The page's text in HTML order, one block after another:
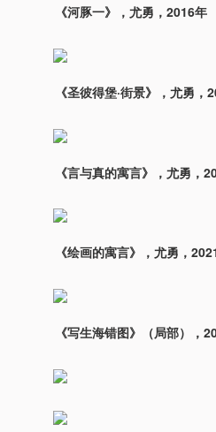
《河豚一》，尤勇，2016年
《圣彼得堡·街景》，尤勇，
《言与真的寓言》，尤勇，
《绘画的寓言》，尤勇，
《写生海错图》（局部），